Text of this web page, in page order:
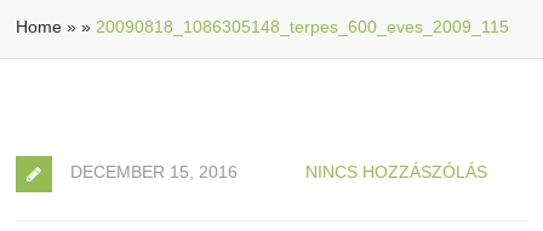
Home »» 20090818_1086305148_terpes_600_eves_2009_115
DECEMBER 15, 2016 NINCS HOZZÁSZÓLÁS